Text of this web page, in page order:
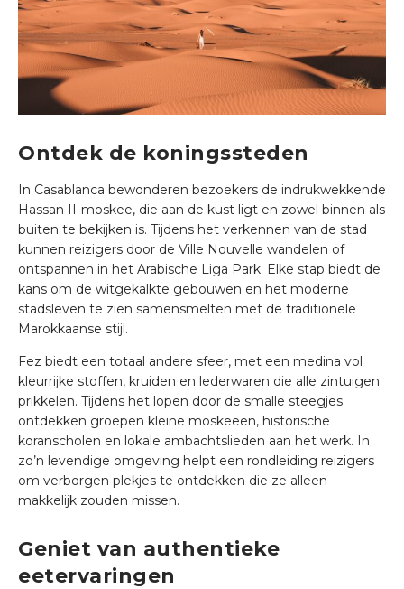
Ontdek de koningssteden
In Casablanca bewonderen bezoekers de indrukwekkende
Hassan II-moskee, die aan de kust ligt en zowel binnen als
buiten te bekijken is. Tijdens het verkennen van de stad
kunnen reizigers door de Ville Nouvelle wandelen of
ontspannen in het Arabische Liga Park. Elke stap biedt de
kans om de witgekalkte gebouwen en het moderne
stadsleven te zien samensmelten met de traditionele
Marokkaanse stijl.
Fez biedt een totaal andere sfeer, met een medina vol
kleurrijke stoffen, kruiden en lederwaren die alle zintuigen
prikkelen. Tijdens het lopen door de smalle steegjes
ontdekken groepen kleine moskeeën, historische
koranscholen en lokale ambachtslieden aan het werk. In
zo’n levendige omgeving helpt een rondleiding reizigers
om verborgen plekjes te ontdekken die ze alleen
makkelijk zouden missen.
Geniet van authentieke
eetervaringen